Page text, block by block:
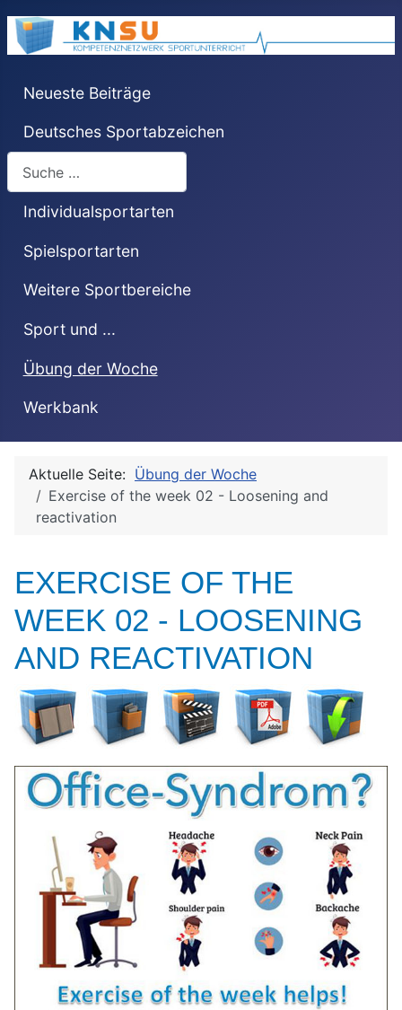
Neueste Beiträge
Deutsches Sportabzeichen
Individualsportarten
Spielsportarten
Weitere Sportbereiche
Sport und ...
Übung der Woche
Werkbank
Aktuelle Seite: Übung der Woche
Exercise of the week 02 - Loosening and
reactivation
EXERCISE OF THE
WEEK 02 - LOOSENING
AND REACTIVATION